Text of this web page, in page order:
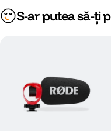
S-ar putea să-ți